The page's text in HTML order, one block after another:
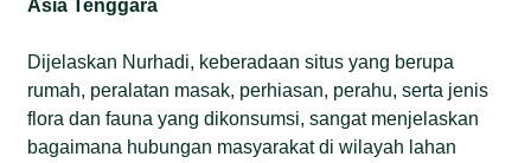
Asia Tenggara
Dijelaskan Nurhadi, keberadaan situs yang berupa
rumah, peralatan masak, perhiasan, perahu, serta jenis
flora dan fauna yang dikonsumsi, sangat menjelaskan
bagaimana hubungan masyarakat di wilayah lahan